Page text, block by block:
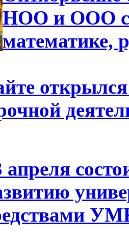
НОО и ООО
математике,
апреля